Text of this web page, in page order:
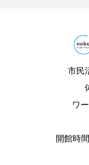
市民
ワ
開館時
土・